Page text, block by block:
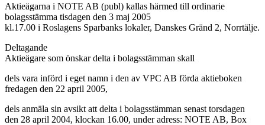
Aktieägarna i NOTE AB (publ) kallas härmed till ordinarie
bolagsstämma tisdagen den 3 maj 2005
kl.17.00 i Roslagens Sparbanks lokaler, Danskes Gränd 2, Norrtälje.
Deltagande
Aktieägare som önskar delta i bolagsstämman skall
dels vara införd i eget namn i den av VPC AB förda aktieboken
fredagen den 22 april 2005,
dels anmäla sin avsikt att delta i bolagsstämman senast torsdagen
den 28 april 2004, klockan 16.00, under adress: NOTE AB, Box